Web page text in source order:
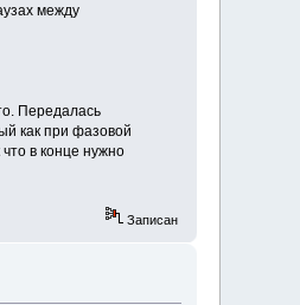
между
Передалась
как при фазовой
в конце нужно
Записан